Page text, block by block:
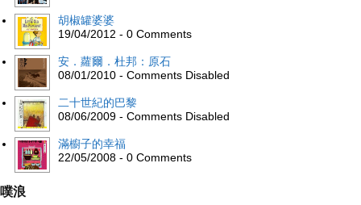
胡椒罐婆婆
19/04/2012 - 0 Comments
安．蘿爾．杜邦：原石
08/01/2010 - Comments Disabled
二十世紀的巴黎
08/06/2009 - Comments Disabled
滿櫥子的幸福
22/05/2008 - 0 Comments
噗浪